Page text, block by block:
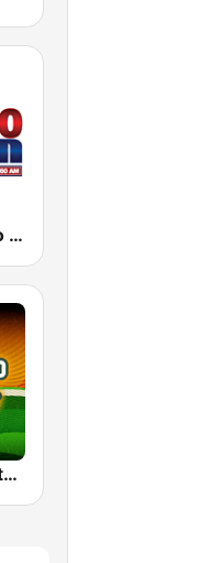
WORA Noti Uno 630 AM
WRXD Estereotempo 96.5 FM